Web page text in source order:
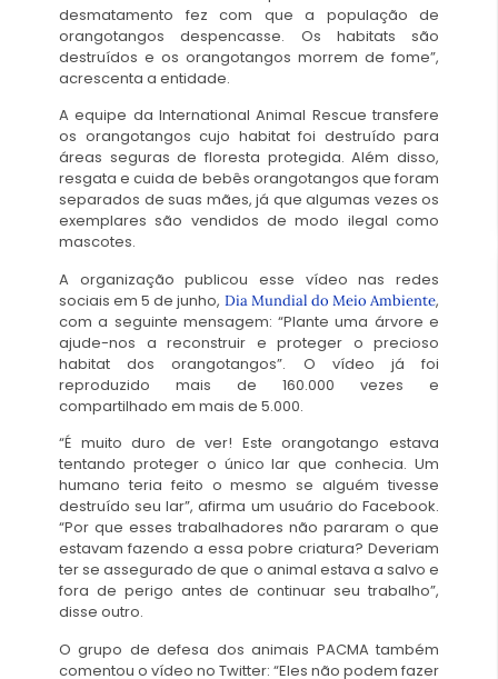
desmatamento fez com que a população de
orangotangos despencasse. Os habitats são
destruídos e os orangotangos morrem de fome”,
acrescenta a entidade.
A equipe da International Animal Rescue transfere
os orangotangos cujo habitat foi destruído para
áreas seguras de floresta protegida. Além disso,
resgata e cuida de bebês orangotangos que foram
separados de suas mães, já que algumas vezes os
exemplares são vendidos de modo ilegal como
mascotes.
A organização publicou esse vídeo nas redes
sociais em 5 de junho, Dia Mundial do Meio Ambiente,
com a seguinte mensagem: “Plante uma árvore e
ajude-nos a reconstruir e proteger o precioso
habitat dos orangotangos”. O vídeo já foi
reproduzido mais de 160.000 vezes e
compartilhado em mais de 5.000.
“É muito duro de ver! Este orangotango estava
tentando proteger o único lar que conhecia. Um
humano teria feito o mesmo se alguém tivesse
destruído seu lar”, afirma um usuário do Facebook.
“Por que esses trabalhadores não pararam o que
estavam fazendo a essa pobre criatura? Deveriam
ter se assegurado de que o animal estava a salvo e
fora de perigo antes de continuar seu trabalho”,
disse outro.
O grupo de defesa dos animais PACMA também
comentou o vídeo no Twitter: “Eles não podem fazer